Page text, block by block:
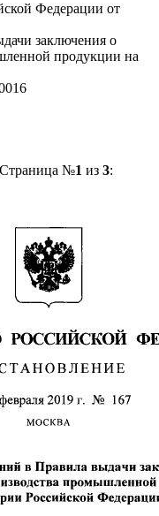
Федерации от
заключения о
продукции на
Страница №1 из 3: